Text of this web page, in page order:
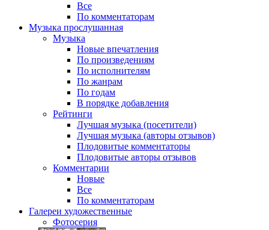
Все
По комментаторам
Музыка прослушанная
Музыка
Новые впечатления
По произведениям
По исполнителям
По жанрам
По годам
В порядке добавления
Рейтинги
Лучшая музыка (посетители)
Лучшая музыка (авторы отзывов)
Плодовитые комментаторы
Плодовитые авторы отзывов
Комментарии
Новые
Все
По комментаторам
Галереи художественные
Фотосерия